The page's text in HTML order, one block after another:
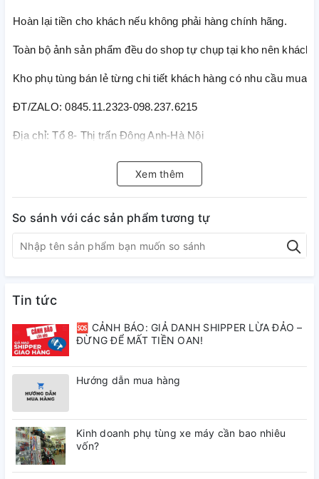
Hoàn lại tiền cho khách nếu không phải hàng chính hãng.
Toàn bộ ảnh sản phẩm đều do shop tự chụp tại kho nên khách
Kho phụ tùng bán lẻ từng chi tiết khách hàng có nhu cầu mua
ĐT/ZALO: 0845.11.2323-098.237.6215
Địa chỉ: Tổ 8- Thị trấn Đông Anh-Hà Nội
Xem thêm
So sánh với các sản phẩm tương tự
Tin tức
🆘 CẢNH BÁO: GIẢ DANH SHIPPER LỪA ĐẢO –
ĐỪNG ĐỂ MẤT TIỀN OAN!
Hướng dẫn mua hàng
Kinh doanh phụ tùng xe máy cần bao nhiêu
vốn?